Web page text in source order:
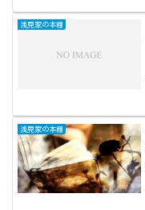
浅見家の本棚
浅見家の本棚